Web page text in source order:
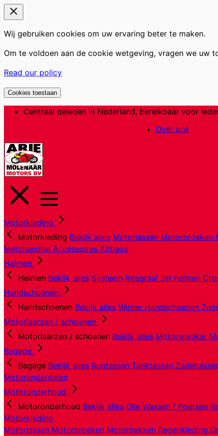
Wij gebruiken cookies om uw ervaring beter te maken.
Om te voldoen aan de cookie wetgeving, vragen we uw
Read our policy
Cookies toestaan
inhoud
Centraal gelegen in Nederland, bereikbaar voor
Over ons
Motorkleding
Motorkleding Bekijk alles Motorjassen Motorbroeken
Merchandise Accessoires Airbags
Helmen
Helmen Bekijk alles Systeem Integraal Jet helmen
Handschoenen
Handschoenen Bekijk alles Winter Handschoenen
Motorlaarzen / schoenen
Motorlaarzen / schoenen Bekijk alles Motorsneaker
Bagage
Bagage Bekijk alles Rugtassen Tanktassen
Motoronderdelen
Motoronderhoud
Motoronderhoud Bekijk alles Olie Wassen / Poetsen
Motorkleding
Motorjassen Motorbroeken Motorpakken Regenkleding